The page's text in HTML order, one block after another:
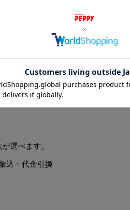
ご購入で送料無料！
、大型送料を除く
5日程度でお届け！
除く
選べます。
込・代金引換